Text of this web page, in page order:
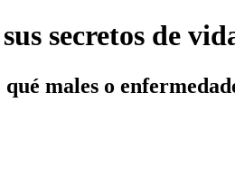
secretos de
males o